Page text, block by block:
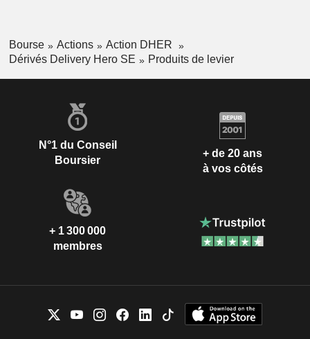
Bourse Actions
Action DHER
Dérivés Delivery Hero SE
Produits de levier
N°1 du Conseil
Boursier
+ de 20 ans
à vos côtés
+ 1 300 000
membres